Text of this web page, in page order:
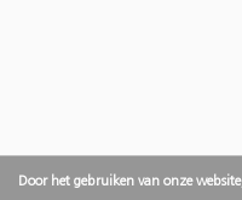
Door het gebruiken van onze